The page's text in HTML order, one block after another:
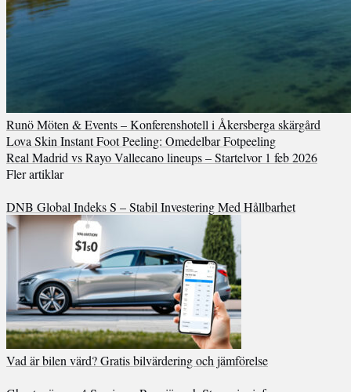
Runö Möten & Events – Konferenshotell i Åkersberga skärgård
Lova Skin Instant Foot Peeling: Omedelbar Fotpeeling
Real Madrid vs Rayo Vallecano lineups – Startelvor 1 feb 2026
Fler artiklar
DNB Global Indeks S – Stabil Investering Med Hållbarhet
Vad är bilen värd? Gratis bilvärdering och jämförelse